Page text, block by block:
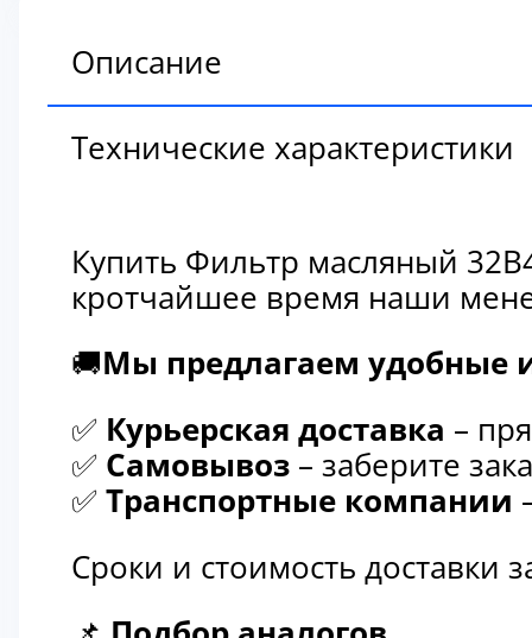
Описание
Технические характеристики
Купить Фильтр масляный
кротчайшее время наши
🚚Мы предлагаем удобные
✅ Курьерская доставка –
✅ Самовывоз – заберите
✅ Транспортные компании
Сроки и стоимость доставки